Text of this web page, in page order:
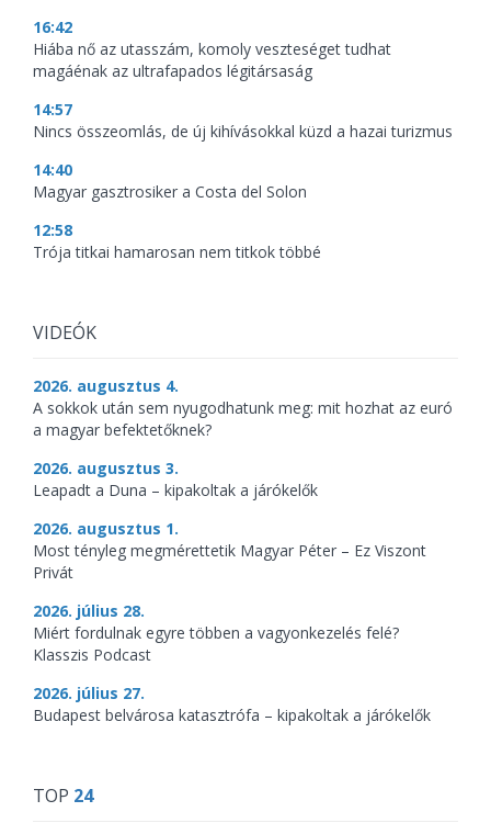
16:42
Hiába nő az utasszám, komoly veszteséget tudhat
magáénak az ultrafapados légitársaság
14:57
Nincs összeomlás, de új kihívásokkal küzd a hazai turizmus
14:40
Magyar gasztrosiker a Costa del Solon
12:58
Trója titkai hamarosan nem titkok többé
VIDEÓK
2026. augusztus 4.
A sokkok után sem nyugodhatunk meg: mit hozhat az euró
a magyar befektetőknek?
2026. augusztus 3.
Leapadt a Duna – kipakoltak a járókelők
2026. augusztus 1.
Most tényleg megmérettetik Magyar Péter – Ez Viszont
Privát
2026. július 28.
Miért fordulnak egyre többen a vagyonkezelés felé?
Klasszis Podcast
2026. július 27.
Budapest belvárosa katasztrófa – kipakoltak a járókelők
TOP 24